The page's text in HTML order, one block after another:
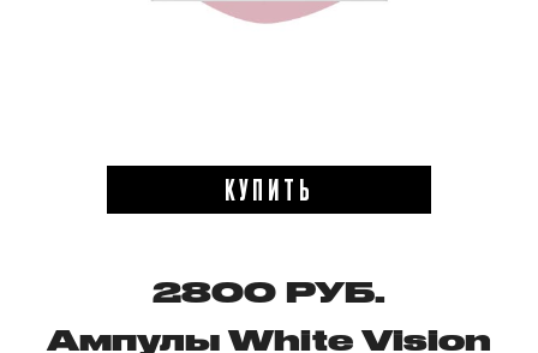
КУПИТЬ
2800 РУБ.
Ампулы White Vision